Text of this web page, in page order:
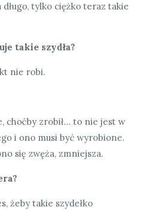
tylko ciężko teraz takie
takie szydła?
nie robi.
choćby zrobił… to nie jest w
i ono musi być wyrobione.
się zwęża, zmniejsza.
żeby takie szydełko